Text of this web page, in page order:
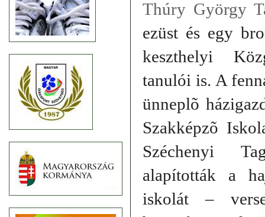
Thúry György
ezüst és egy
keszthelyi
tanulói is. A
ünneplõ
Szakképzõ
Széchenyi
alapították a
iskolát –